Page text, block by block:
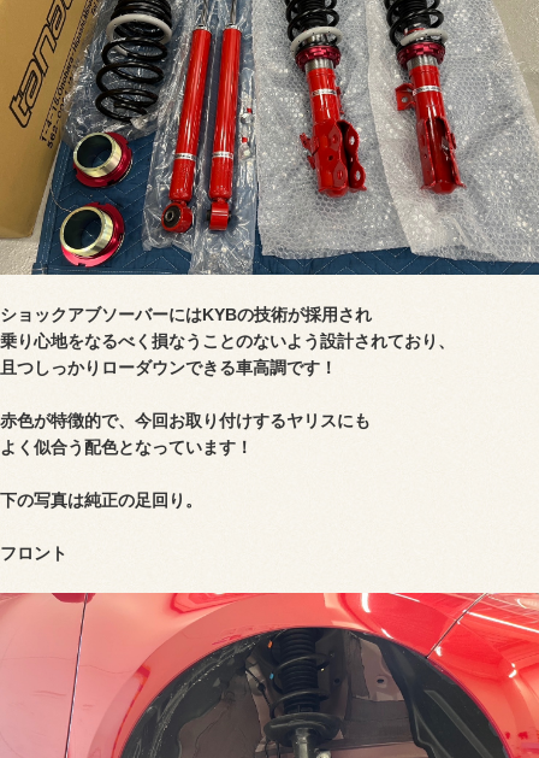
ショックアブソーバーにはKYBの技術が採用され
乗り心地をなるべく損なうことのないよう設計されており、
且つしっかりローダウンできる車高調です！
赤色が特徴的で、今回お取り付けするヤリスにも
よく似合う配色となっています！
下の写真は純正の足回り。
フロント